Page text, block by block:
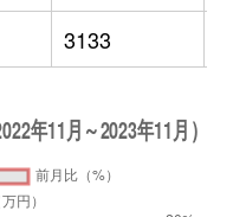
3133